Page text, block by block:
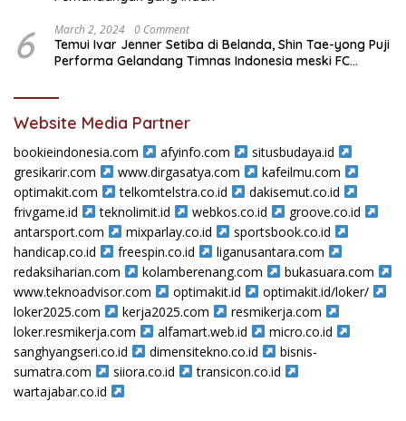
6 March 2, 2024 0 Comment
Temui Ivar Jenner Setiba di Belanda, Shin Tae-yong Puji
Performa Gelandang Timnas Indonesia meski FC
Website Media Partner
bookieindonesia.com afyinfo.com
situsbudaya.id
gresikarir.com
www.dirgasatya.com
kafeilmu.com
optimakit.com
telkomtelstra.co.id
dakisemut.co.id
frivgame.id
teknolimit.id webkos.co.id
groove.co.id
antarsport.com
mixparlay.co.id
sportsbook.co.id
handicap.co.id
freespin.co.id
liganusantara.com
redaksiharian.com
kolamberenang.com
bukasuara.com
www.teknoadvisor.com
optimakit.id
optimakit.id/loker/
loker2025.com
kerja2025.com
resmikerja.com
loker.resmikerja.com
alfamart.web.id
micro.co.id
sanghyangseri.co.id
dimensitekno.co.id
bisnis-
sumatra.com
siiora.co.id
transicon.co.id
wartajabar.co.id